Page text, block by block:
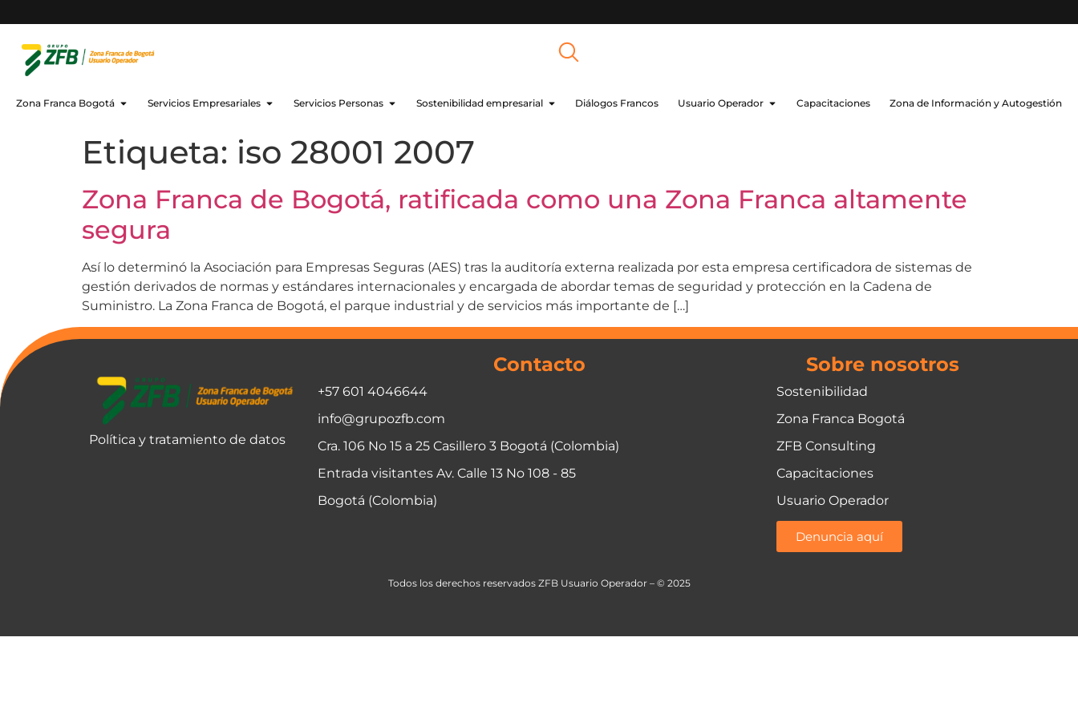
Zona Franca Bogotá Servicios Empresariales Servicios Personas Sostenibilidad empresarial Diálogos Francos Usuario Operador Capacitaciones Zona de Información y Autogestión
Etiqueta: iso 28001 2007
Zona Franca de Bogotá, ratificada como una Zona Franca altamente
segura
Así lo determinó la Asociación para Empresas Seguras (AES) tras la auditoría externa realizada por esta empresa certificadora de sistemas de
gestión derivados de normas y estándares internacionales y encargada de abordar temas de seguridad y protección en la Cadena de
Suministro. La Zona Franca de Bogotá, el parque industrial y de servicios más importante de […]
Política y tratamiento de datos
Contacto
+57 601 4046644
info@grupozfb.com
Cra. 106 No 15 a 25 Casillero 3 Bogotá (Colombia)
Entrada visitantes Av. Calle 13 No 108 - 85
Bogotá (Colombia)
Sobre nosotros
Sostenibilidad
Zona Franca Bogotá
ZFB Consulting
Capacitaciones
Usuario Operador
Denuncia aquí
Todos los derechos reservados ZFB Usuario Operador – © 2025